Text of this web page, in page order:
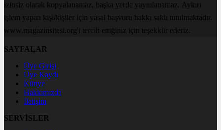
izinsiz olarak kopyalanamaz, başka yerde yayınlanamaz. Aykırı
işlem yapan kişi/kişiler için yasal başvuru hakkı saklı tutulmaktadır.
www.magazinsitesi.org'i tercih ettiğiniz için teşekkür ederiz.
SAYFALAR
Üye Girişi
Üye Kaydı
Künye
Hakkımızda
İletişim
SERVİSLER